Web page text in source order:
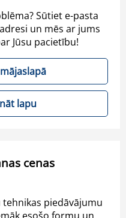
Sūtiet e-pasta
un mēs ar jums
Jūsu pacietību!
lapu
cenas
tehnikas piedāvājumu